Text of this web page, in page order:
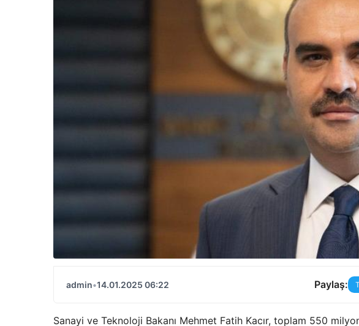
admin•14.01.2025 06:22 Paylaş:
Sanayi ve Teknoloji Bakanı Mehmet Fatih Kacır, toplam 550